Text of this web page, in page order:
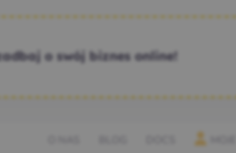
o swój biznes online!